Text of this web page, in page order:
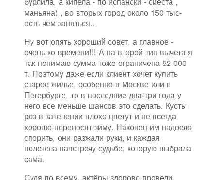
маньяна) , во вторых город около 150 тыс-
есть чем заняться..
Ну вот опять хороший совет, а главное -
очень ко времени!!! А на второй тип вычета я
так понимаю сумма тоже ограничена 52 000
т. Поэтому даже если клиент хочет купить
старое жилье, особенно в Москве или в
Петербурге, то в последние два-три года у
него все меньше шансов это сделать. Кусты
роз в затенении плохо цветут и не всегда
хорошо переносят зиму. Наконец им надоело
спорить, они разжали руки, и каждая
полетела навстречу судьбе, которую выбрала
сама.
Судя по всему, актёры здорово провели